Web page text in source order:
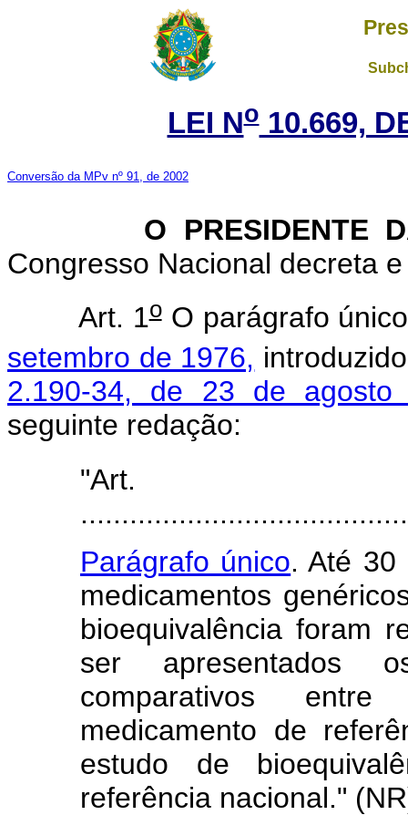
LEI No10.669,
Conversão da MPv nº 91, de 2002
O PRESIDENTE
Congresso Nacional decreta
Art. 1oO parágrafo
setembro de 1976,
2.190-34, de 23 de agosto
seguinte redação:
Parágrafo único. Até 30
medicamentos
bioequivalência foram
ser apresentados
comparativos
medicamento de
estudo de
referência nacional."